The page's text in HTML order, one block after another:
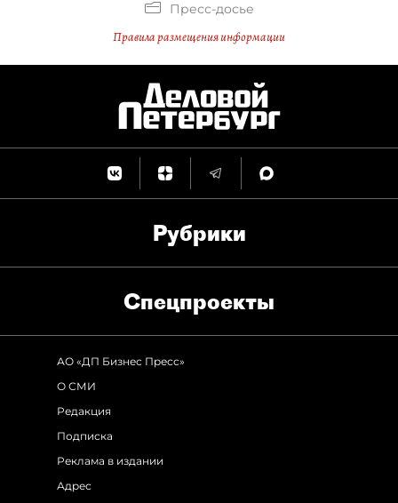
Пресс-досье
Правила размещения информации
Рубрики
Спец­проекты
АО «ДП Бизнес Пресс»
О СМИ
Редакция
Подписка
Реклама в издании
Адрес